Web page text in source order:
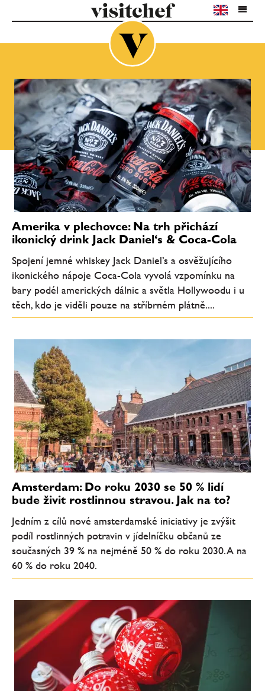
Amerika v plechovce: Na trh přichází
ikonický drink Jack Daniel‘s & Coca-Cola
Spojení jemné whiskey Jack Daniel’s a osvěžujícího
ikonického nápoje Coca-Cola vyvolá vzpomínku na
bary podél amerických dálnic a světla Hollywoodu i u
těch, kdo je viděli pouze na stříbrném plátně....
Amsterdam: Do roku 2030 se 50 % lidí
bude živit rostlinnou stravou. Jak na to?
Jedním z cílů nové amsterdamské iniciativy je zvýšit
podíl rostlinných potravin v jídelníčku občanů ze
současných 39 % na nejméně 50 % do roku 2030. A na
60 % do roku 2040.